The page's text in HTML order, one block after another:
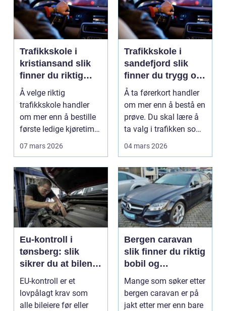
Trafikkskole i
kristiansand slik
finner du riktig
opplæring
Å velge riktig
trafikkskole handler
om mer enn å bestille
første ledige kjøretime.
For mange er føre...
07 mars 2026
Trafikkskole i
sandefjord slik
finner du trygg og
effektiv opplæring
Å ta førerkort handler
om mer enn å bestå en
prøve. Du skal lære å
ta valg i trafikken som
påvirker ...
04 mars 2026
Eu-kontroll i
tønsberg: slik
sikrer du at bilen
går gjennom
EU-kontroll er et
lovpålagt krav som
alle bileiere før eller
Bergen caravan
slik finner du riktig
bobil og
campingvogn på
vestlandet
Mange som søker etter
bergen caravan er på
jakt etter mer enn bare